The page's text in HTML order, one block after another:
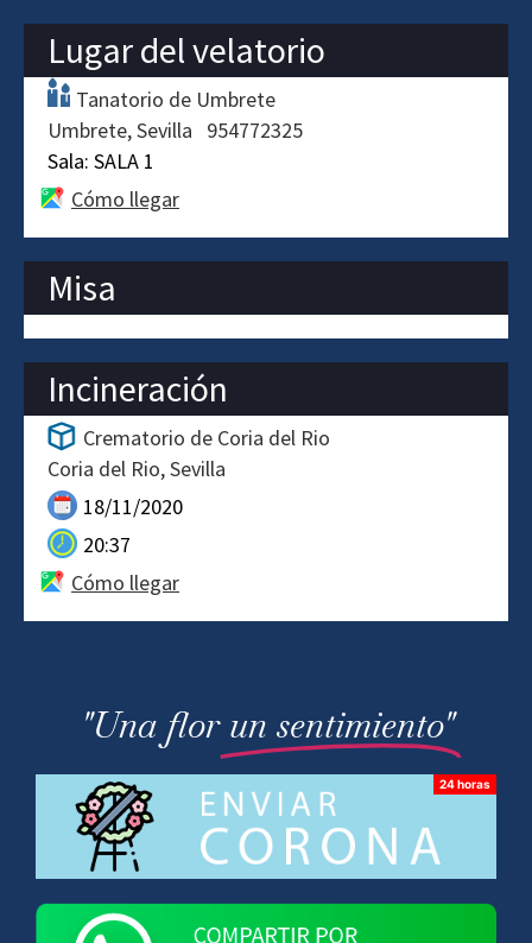
Lugar del velatorio
Tanatorio de Umbrete
Umbrete Sevilla
954772325
Sala: SALA 1
Cómo llegar
Misa
Incineración
Crematorio de Coria del Rio
Coria del Rio Sevilla
18/11/2020
20:37
Cómo llegar
"Una flor un sentimiento"